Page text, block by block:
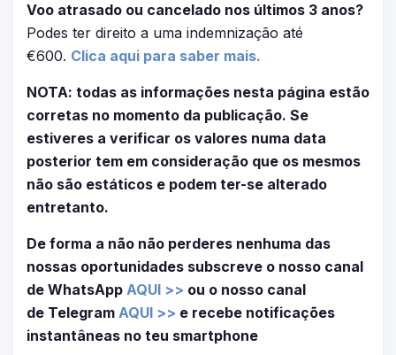
Voo atrasado ou cancelado nos últimos 3 anos?
Podes ter direito a uma indemnização até
€600. Clica aqui para saber mais.
NOTA: todas as informações nesta página estão
corretas no momento da publicação. Se
estiveres a verificar os valores numa data
posterior tem em consideração que os mesmos
não são estáticos e podem ter-se alterado
entretanto.
De forma a não não perderes nenhuma das
nossas oportunidades subscreve o nosso canal
de WhatsApp AQUI >> ou o nosso canal
de Telegram AQUI >> e recebe notificações
instantâneas no teu smartphone